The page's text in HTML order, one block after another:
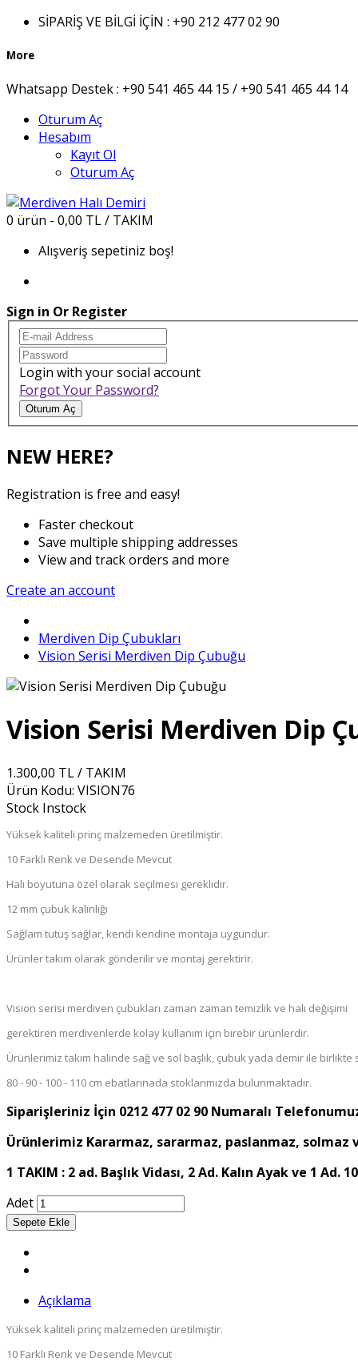
SİPARİŞ VE BİLGİ İÇİN : +90 212 477 02 90
More
Whatsapp Destek : +90 541 465 44 15 / +90 541 465 44 14
Oturum Aç
Hesabım
Kayıt Ol
Oturum Aç
0 ürün - 0,00 TL / TAKIM
Alışveriş sepetiniz boş!
Sign in Or Register
Login with your social account
Forgot Your Password?
Oturum Aç
NEW HERE?
Registration is free and easy!
Faster checkout
Save multiple shipping addresses
View and track orders and more
Create an account
Merdiven Dip Çubukları
Vision Serisi Merdiven Dip Çubuğu
Vision Serisi Merdiven Dip
1.300,00 TL / TAKIM
Ürün Kodu: VISION76
Stock Instock
Yüksek kaliteli prinç malzemeden üretilmiştir.
10 Farklı Renk ve Desende Mevcut
Halı boyutuna özel olarak seçilmesi gereklidir.
12 mm çubuk kalınlığı
Sağlam tutuş sağlar, kendi kendine montaja uygundur.
Ürünler takım olarak gönderilir ve montaj gerektirir.
Vision serisi merdiven çubukları zaman zaman temizlik ve halı değişimi
gerektiren merdivenlerde kolay kullanım için birebir ürünlerdir.
Ürünlerimiz takım halinde sağ ve sol başlık, çubuk yada demir ile birlikte
80 - 90 - 100 - 110 cm ebatlarınada stoklarımızda bulunmaktadır.
Siparişleriniz İçin 0212 477 02 90 Numaralı
Ürünlerimiz Kararmaz, sararmaz, paslanmaz, solmaz
1 TAKIM : 2 ad. Başlık Vidası, 2 Ad. Kalın Ayak ve 1
Adet
Açıklama
Yüksek kaliteli prinç malzemeden üretilmiştir.
10 Farklı Renk ve Desende Mevcut